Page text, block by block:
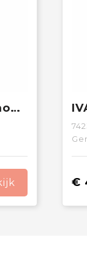
BELO LUX - Thermometer fles 500ml
€